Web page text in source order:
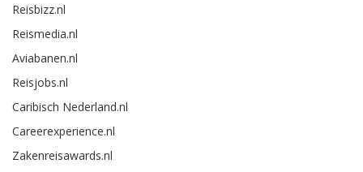
Reisbizz.nl
Reismedia.nl
Aviabanen.nl
Reisjobs.nl
Caribisch Nederland.nl
Careerexperience.nl
Zakenreisawards.nl